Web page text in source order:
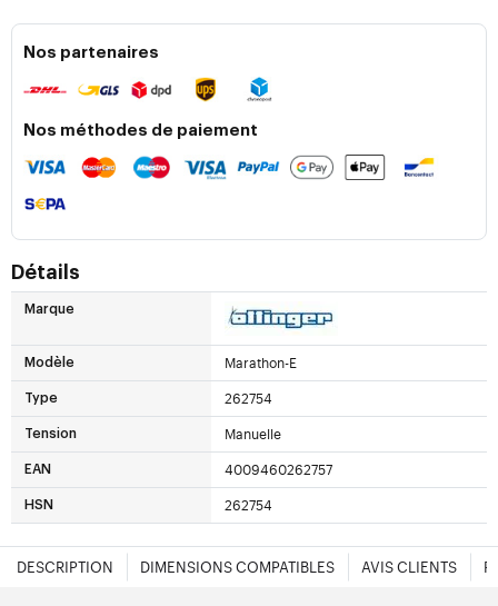
Nos partenaires
Nos méthodes de paiement
Détails
Marque
Modèle Marathon-E
Type 262754
Tension Manuelle
EAN 4009460262757
HSN 262754
DESCRIPTION DIMENSIONS COMPATIBLES AVIS CLIENTS